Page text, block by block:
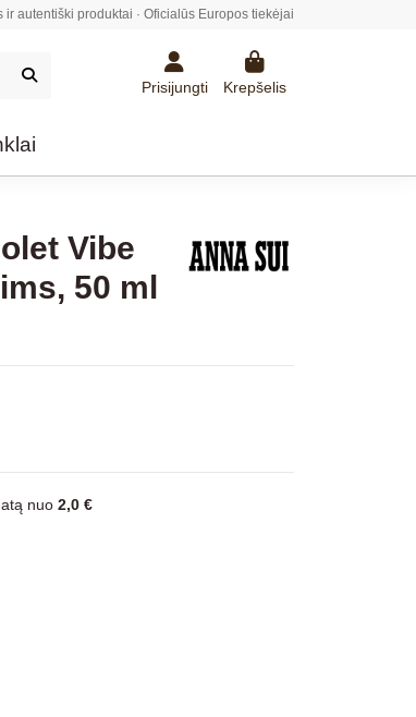
ir autentiški produktai · Oficialūs Europos tiekėjai
Prisijungti Krepšelis
Vibe
50 ml
nuo 2,0 €